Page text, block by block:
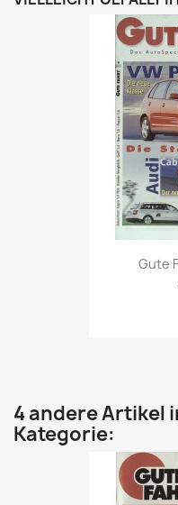

Gute
4 andere Artikel
Kategorie: